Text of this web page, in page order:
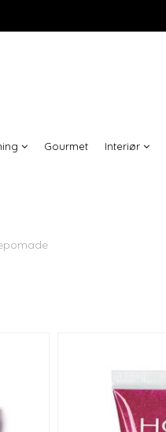
Gourmet Interiør